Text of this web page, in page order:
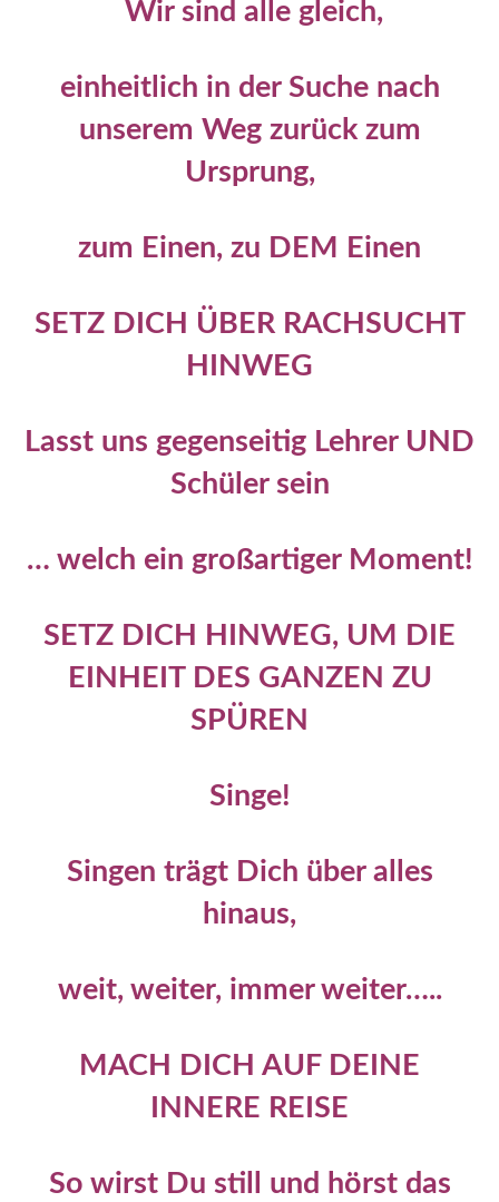
Wir sind alle gleich,
einheitlich in der Suche nach
unserem Weg zurück zum
Ursprung,
zum Einen, zu DEM Einen
SETZ DICH ÜBER RACHSUCHT
HINWEG
Lasst uns gegenseitig Lehrer UND
Schüler sein
… welch ein großartiger Moment!
SETZ DICH HINWEG, UM DIE
EINHEIT DES GANZEN ZU
SPÜREN
Singe!
Singen trägt Dich über alles
hinaus,
weit, weiter, immer weiter…..
MACH DICH AUF DEINE
INNERE REISE
So wirst Du still und hörst das